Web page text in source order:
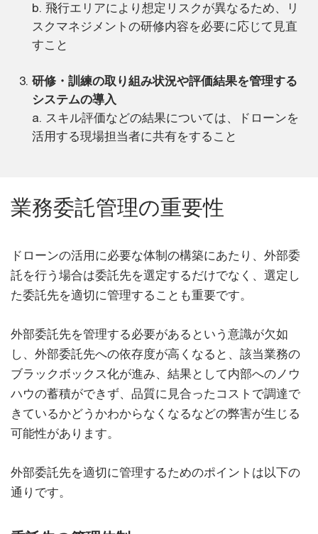
b. 飛行エリアにより想定リスクが異なるため、リ
スクマネジメントの研修内容を必要に応じて見直
すこと
研修・訓練の取り組み状況や評価結果を管理する
システムの導入
a. スキル評価などの結果については、ドローンを
活用する現場担当者に共有をすること
業務委託管理の重要性
ドローンの活用に必要な体制の構築にあたり、外部委
託を行う場合は委託先を選定するだけでなく、選定し
た委託先を適切に管理することも重要です。
外部委託先を管理する必要があるという意識が欠如
し、外部委託先への依存度が高くなると、該当業務の
ブラックボックス化が進み、結果として内部へのノウ
ハウの蓄積ができず、品質に見合ったコストで調達で
きているかどうかわからなくなるなどの弊害が生じる
可能性があります。
外部委託先を適切に管理するためのポイントは以下の
通りです。